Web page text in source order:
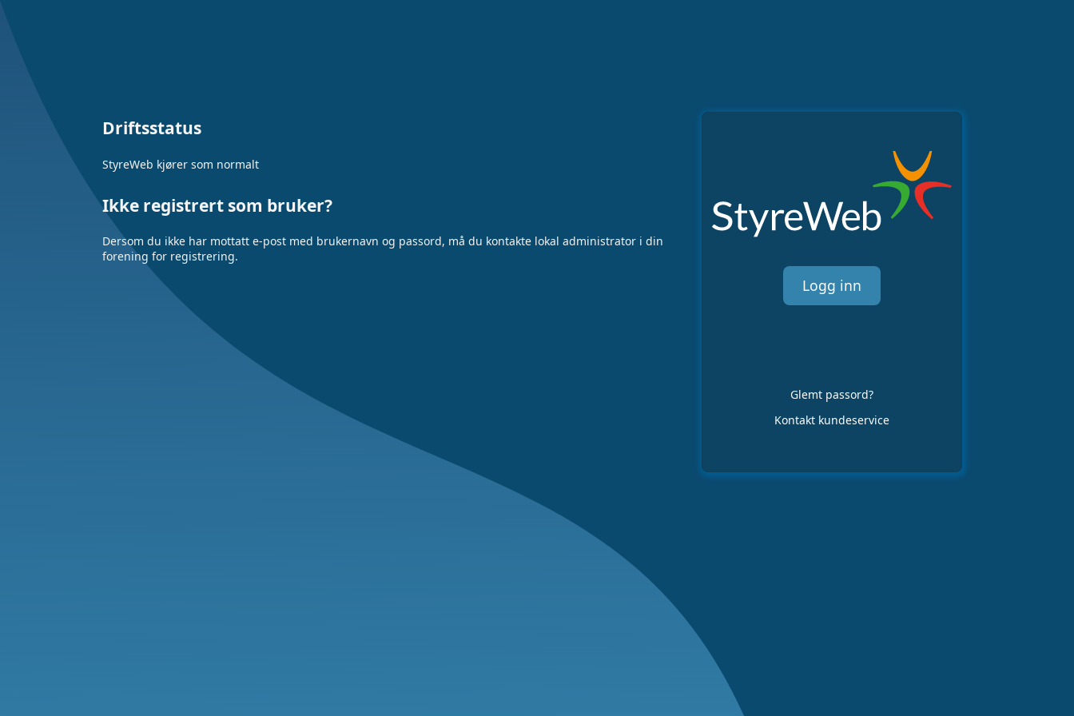
Driftsstatus
StyreWeb kjører som normalt
Ikke registrert som bruker?
Dersom du ikke har mottatt e-post med brukernavn og passord, må du kontakte lokal administrator i din
forening for registrering.
Logg inn
Glemt passord?
Kontakt kundeservice